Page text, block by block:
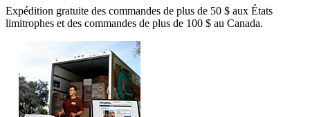
Expédition gratuite des commandes de plus de 50 $ aux États
limitrophes et des commandes de plus de 100 $ au Canada.